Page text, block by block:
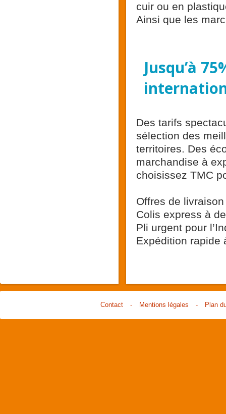
cuir ou en
Ainsi que les
Jusqu’à
Des tarifs
sélection des
territoires. Des
marchandise à
choisissez TMC
Offres de
Colis express à
Pli urgent pour
Expédition rapide
Contact - Mentions légales - Plan